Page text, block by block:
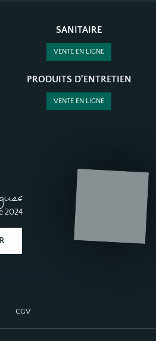
SANITAIRE
VENTE EN LIGNE
PRODUITS D'ENTRETIEN
VENTE EN LIGNE
2024
CGV